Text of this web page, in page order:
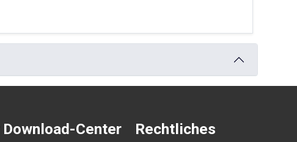
Download-Center Rechtliches